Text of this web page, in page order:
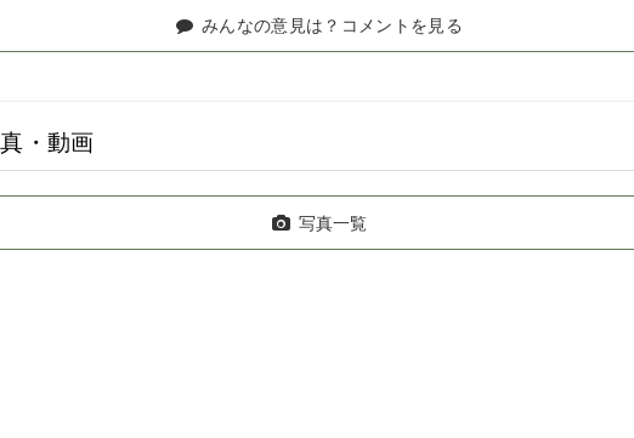
みんなの意見は？コメントを見る
・動画
写真一覧